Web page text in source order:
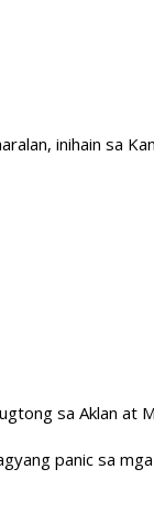
inihain sa
sa Aklan at
panic sa